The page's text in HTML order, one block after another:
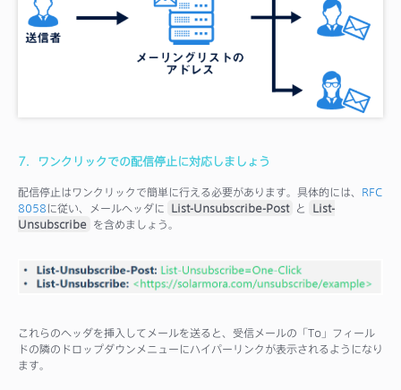
7．ワンクリックでの配信停止に対応しましょう
配信停止はワンクリックで簡単に行える必要があります。具体的には、 RFC
8058に従い、メールヘッダに List-Unsubscribe-Post と
List-
Unsubscribe を含めましょう。
これらのヘッダを挿入してメールを送ると、受信メールの「To」フィール
ドの隣のドロップダウンメニューにハイパーリンクが表示されるようになり
ます。